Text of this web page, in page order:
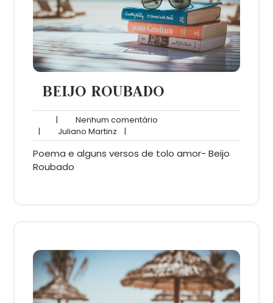
BEIJO ROUBADO
| Nenhum comentário
| Juliano Martinz Juliano
Martinz
|
Poema e alguns versos de tolo amor- Beijo
Roubado